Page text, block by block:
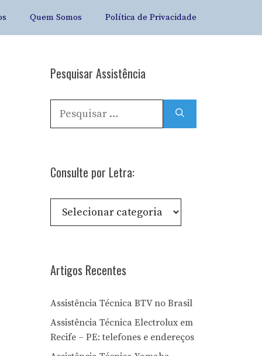
Quem Somos Política de Privacidade
Pesquisar Assistência
Pesquisar
por:
Consulte por Letra:
Consulte
Artigos Recentes
Assistência Técnica BTV no Brasil
Assistência Técnica Electrolux em
Recife – PE: telefones e endereços